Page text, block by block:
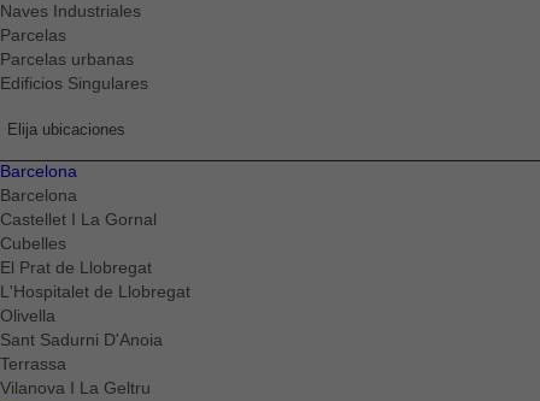
Naves Industriales
Parcelas
Parcelas urbanas
Edificios Singulares
Elija ubicaciones
Barcelona
Barcelona
Castellet I La Gornal
Cubelles
El Prat de Llobregat
L'Hospitalet de Llobregat
Olivella
Sant Sadurni D'Anoia
Terrassa
Vilanova I La Geltru